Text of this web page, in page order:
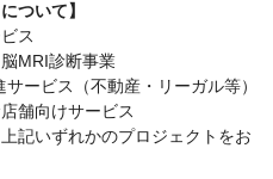
ついて】
ス
MRI診断事業
ービス（不動産・リーガル等）
舗向けサービス
記いずれかのプロジェクトをお